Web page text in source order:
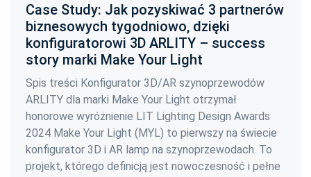
Case Study: Jak pozyskiwać 3 partnerów
biznesowych tygodniowo, dzięki
konfiguratorowi 3D ARLITY – success
story marki Make Your Light
Spis treści Konfigurator 3D/AR szynoprzewodów
ARLITY dla marki Make Your Light otrzymał
honorowe wyróżnienie LIT Lighting Design Awards
2024 Make Your Light (MYL) to pierwszy na świecie
konfigurator 3D i AR lamp na szynoprzewodach. To
projekt, którego definicją jest nowoczesność i pełne